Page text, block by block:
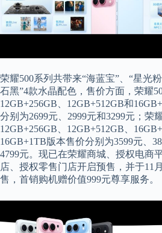
荣耀500系列共带来“海蓝宝”、“星光
石黑”4款水晶配色，售价方面，荣耀
12GB+256GB、12GB+512GB和
分别为2699元、2999元和3299元；荣
12GB+256GB、12GB+512GB、
16GB+1TB版本售价分别为3599元、
4799元。现已在荣耀商城、授权电商
店、授权零售门店开启预售，并于11
售，首销购机赠价值999元尊享服务。